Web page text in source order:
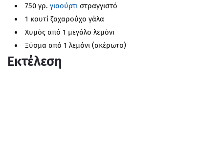
750 γρ. γιαούρτι στραγγιστό
1 κουτί ζαχαρούχο γάλα
Χυμός από 1 μεγάλο λεμόνι
Ξύσμα από 1 λεμόνι (ακέρωτο)
Εκτέλεση